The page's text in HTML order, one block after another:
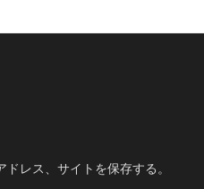
レス、サイトを保存する。